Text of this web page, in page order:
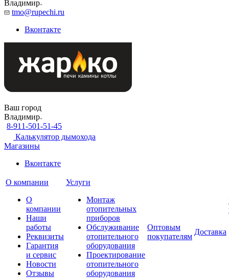
Владимир
tmo@rupechi.ru
Вконтакте
Ваш город
Владимир
8-911-501-51-45
Калькулятор дымохода
Магазины
Вконтакте
О компании
О
компании
Наши
работы
Реквизиты
Гарантия
и сервис
Новости
Отзывы
Услуги
Монтаж
отопительных
приборов
Обслуживание
отопительного
оборудования
Проектирование
отопительного
оборудования
Оптовым
покупателям
Доставка